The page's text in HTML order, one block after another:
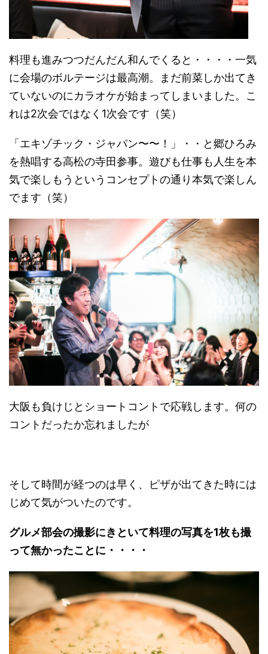
料理も進みつつだんだん和んでくると・・・・一気
に会場のボルテージは最高潮。まだ前菜しか出てき
ていないのにカラオケが始まってしまいました。こ
れは2次会ではなく1次会です（笑）
「エキゾチック・ジャパン〜〜！」・・と郷ひろみ
を熱唱する高松の寺田参事。遊びも仕事も人生を本
気で楽しもうというコンセプトの通り本気で楽しん
でます（笑）
大阪も負けじとショートコントで応戦します。何の
コントだったか忘れましたが
そして時間が経つのは早く、ピザが出てきた時には
じめて気がついたのです。
グルメ部会の撮影にきといて料理の写真を1枚も撮
って無かったことに・・・・